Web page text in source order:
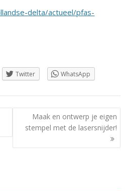
delta/actueel/pfas-
Twitter WhatsApp
Maak en ontwerp je eigen
stempel met de lasersnijder!